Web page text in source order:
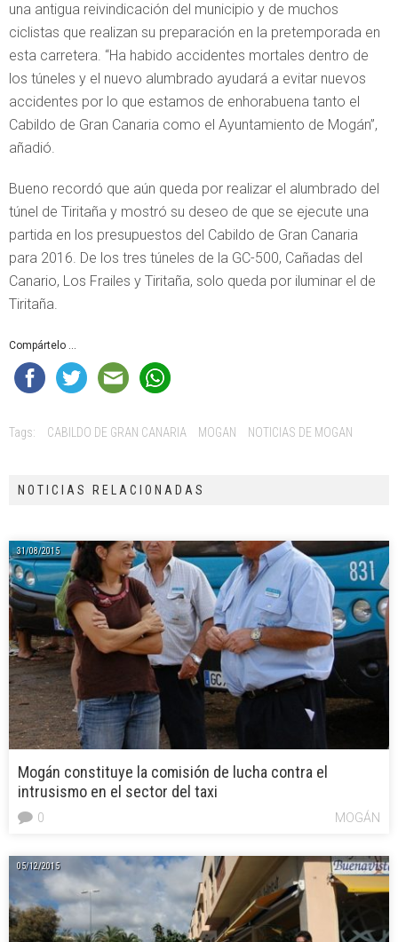
una antigua reivindicación del municipio y de muchos
ciclistas que realizan su preparación en la pretemporada en
esta carretera. “Ha habido accidentes mortales dentro de
los túneles y el nuevo alumbrado ayudará a evitar nuevos
accidentes por lo que estamos de enhorabuena tanto el
Cabildo de Gran Canaria como el Ayuntamiento de Mogán”,
añadió.
Bueno recordó que aún queda por realizar el alumbrado del
túnel de Tiritaña y mostró su deseo de que se ejecute una
partida en los presupuestos del Cabildo de Gran Canaria
para 2016. De los tres túneles de la GC-500, Cañadas del
Canario, Los Frailes y Tiritaña, solo queda por iluminar el de
Tiritaña.
Compártelo ...
Tags: CABILDO DE GRAN CANARIA MOGAN NOTICIAS DE MOGAN
NOTICIAS RELACIONADAS
31/08/2015
Mogán constituye la comisión de lucha contra el
intrusismo en el sector del taxi
MOGÁN
0
05/12/2015